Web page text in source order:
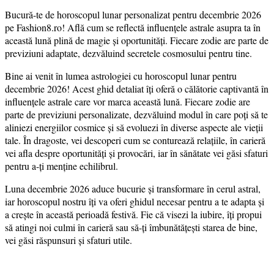
Bucură-te de horoscopul lunar personalizat pentru decembrie 2026
pe Fashion8.ro! Află cum se reflectă influențele astrale asupra ta în
această lună plină de magie și oportunități. Fiecare zodie are parte de
previziuni adaptate, dezvăluind secretele cosmosului pentru tine.
Bine ai venit în lumea astrologiei cu horoscopul lunar pentru
decembrie 2026! Acest ghid detaliat îți oferă o călătorie captivantă în
influențele astrale care vor marca această lună. Fiecare zodie are
parte de previziuni personalizate, dezvăluind modul în care poți să te
aliniezi energiilor cosmice și să evoluezi în diverse aspecte ale vieții
tale. În dragoste, vei descoperi cum se conturează relațiile, în carieră
vei afla despre oportunități și provocări, iar în sănătate vei găsi sfaturi
pentru a-ți menține echilibrul.
Luna decembrie 2026 aduce bucurie și transformare în cerul astral,
iar horoscopul nostru îți va oferi ghidul necesar pentru a te adapta și
a crește în această perioadă festivă. Fie că visezi la iubire, îți propui
să atingi noi culmi în carieră sau să-ți îmbunătățești starea de bine,
vei găsi răspunsuri și sfaturi utile.